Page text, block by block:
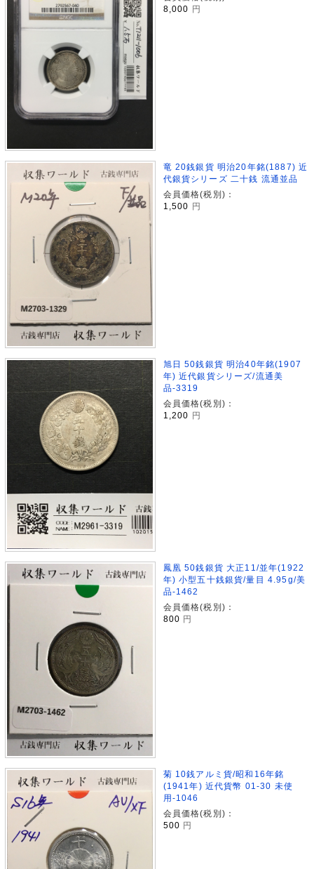
8,000 円
竜 20銭銀貨 明治20年銘(1887) 近
代銀貨シリーズ 二十銭 流通並品
会員価格(税別)：
1,500 円
旭日 50銭銀貨 明治40年銘(1907
年) 近代銀貨シリーズ/流通美
品-3319
会員価格(税別)：
1,200
円
鳳凰 50銭銀貨 大正11/並年(1922
年) 小型五十銭銀貨/量目 4.95g/美
品-1462
会員価格(税別)：
800 円
菊 10銭アルミ貨/昭和16年銘
(1941年) 近代貨幣 01-30 未使
用-1046
会員価格(税別)：
500 円